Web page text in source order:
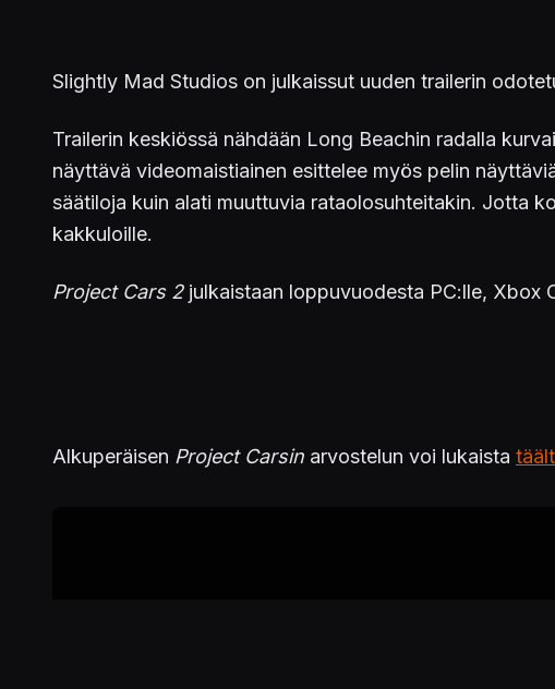
Slightly Mad Studios on julkaissut uuden trailerin
Trailerin keskiössä nähdään Long Beachin radalla
näyttävä videomaistiainen esittelee myös pelin
säätiloja kuin alati muuttuvia rataolosuhteitakin. Jotta
kakkuloille.
Project Cars 2julkaistaan loppuvuodesta PC:lle, Xbox
Alkuperäisen Project Carsin arvostelun voi lukaista